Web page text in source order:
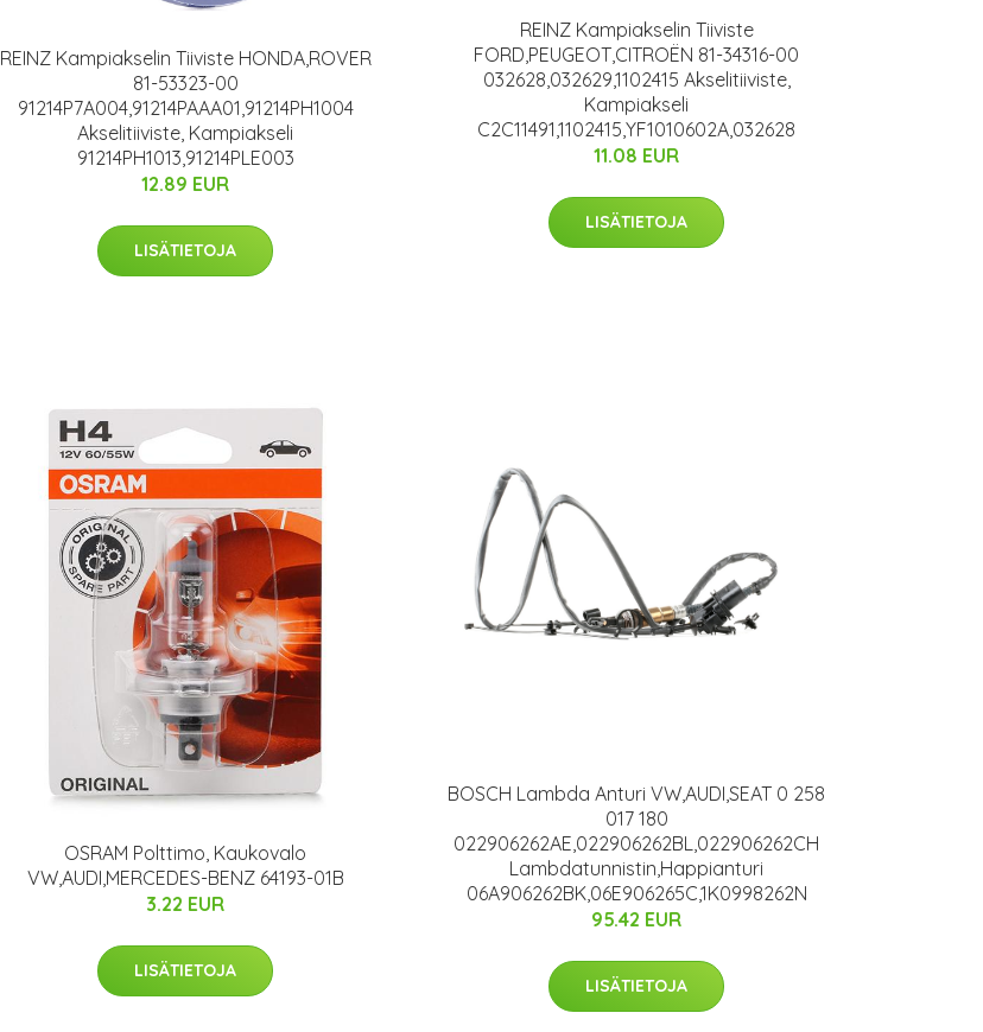
REINZ Kampiakselin Tiiviste HONDA,ROVER
81-53323-00
91214P7A004,91214PAAA01,91214PH1004
Akselitiiviste, Kampiakseli
91214PH1013,91214PLE003
12.89 EUR
LISÄTIETOJA
REINZ Kampiakselin Tiiviste
FORD,PEUGEOT,CITROËN 81-34316-00
032628,032629,1102415 Akselitiiviste,
Kampiakseli
C2C11491,1102415,YF1010602A,032628
11.08 EUR
LISÄTIETOJA
OSRAM Polttimo, Kaukovalo
VW,AUDI,MERCEDES-BENZ 64193-01B
3.22 EUR
LISÄTIETOJA
BOSCH Lambda Anturi VW,AUDI,SEAT 0 258
017 180
022906262AE,022906262BL,022906262CH
Lambdatunnistin,Happianturi
06A906262BK,06E906265C,1K0998262N
95.42 EUR
LISÄTIETOJA